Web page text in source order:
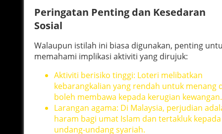
Peringatan Penting dan Kesedaran
Sosial
Walaupun istilah ini biasa digunakan, penting
memahami implikasi aktiviti yang dirujuk:
Aktiviti berisiko tinggi: Loteri melibatkan
kebarangkalian yang rendah untuk menang
boleh membawa kepada kerugian kewangan.
Larangan agama: Di Malaysia, perjudian
haram bagi umat Islam dan tertakluk kepada
undang-undang syariah.